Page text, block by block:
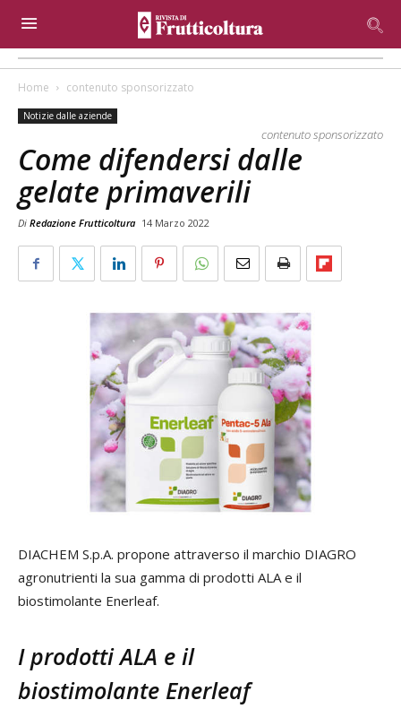
Home contenuto sponsorizzato
Notizie dalle aziende
contenuto sponsorizzato
Come difendersi dalle
gelate primaverili
Di Redazione Frutticoltura 14 Marzo 2022
DIACHEM S.p.A. propone attraverso il marchio DIAGRO
agronutrienti la sua gamma di prodotti ALA e il
biostimolante Enerleaf.
I prodotti ALA e il
biostimolante Enerleaf